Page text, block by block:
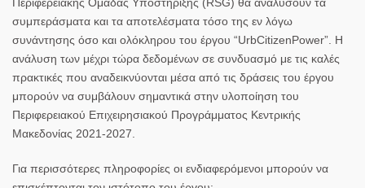
συμπεράσματα και τα αποτελέσματα τόσο της εν λόγω
συνάντησης όσο και ολόκληρου του έργου “UrbCitizenPower” . Η
ανάλυση των μέχρι τώρα δεδομένων σε συνδυασμό με τις καλές
πρακτικές που αναδεικνύονται μέσα από τις δράσεις του έργου
μπορούν να συμβάλουν σημαντικά στην υλοποίηση του
Περιφερειακού Επιχειρησιακού Προγράμματος Κεντρικής
Μακεδονίας 2021-2027.
Για περισσότερες πληροφορίες οι ενδιαφερόμενοι μπορούν να